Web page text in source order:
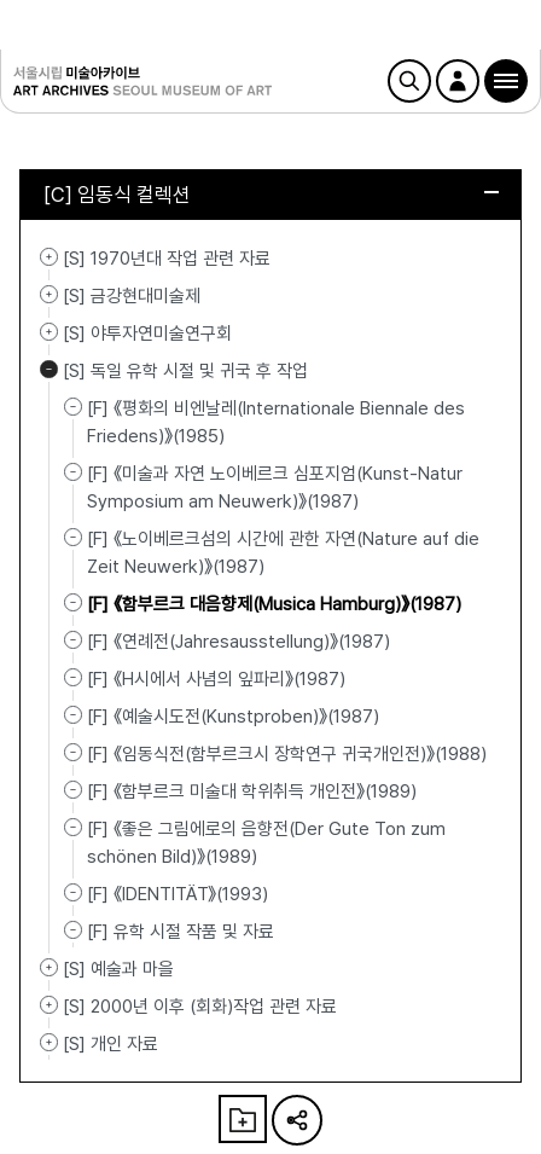
[C] 임동식 컬렉션
[S] 1970년대 작업 관련 자료
[S] 금강현대미술제
[S] 야투자연미술연구회
[S] 독일 유학 시절 및 귀국 후 작업
[F] 《평화의 비엔날레(Internationale Biennale des
Friedens)》(1985)
[F] 《미술과 자연 노이베르크 심포지엄(Kunst-Natur
Symposium am Neuwerk)》(1987)
[F] 《노이베르크섬의 시간에 관한 자연(Nature auf die
Zeit Neuwerk)》(1987)
[F] 《함부르크 대음향제(Musica Hamburg)》(1987)
[F] 《연례전(Jahresausstellung)》(1987)
[F] 《H시에서 사념의 잎파리》(1987)
[F] 《예술시도전(Kunstproben)》(1987)
[F] 《임동식전(함부르크시 장학연구 귀국개인전)》(1988)
[F] 《함부르크 미술대 학위취득 개인전》(1989)
[F] 《좋은 그림에로의 음향전(Der Gute Ton zum
schönen Bild)》(1989)
[F] 《IDENTITÄT》(1993)
[F] 유학 시절 작품 및 자료
[S] 예술과 마을
[S] 2000년 이후 (회화)작업 관련 자료
[S] 개인 자료